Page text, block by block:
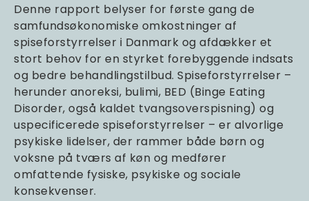
Denne rapport belyser for første gang de
samfundsøkonomiske omkostninger af
spiseforstyrrelser i Danmark og afdækker et
stort behov for en styrket forebyggende indsats
og bedre behandlingstilbud. Spiseforstyrrelser –
herunder anoreksi, bulimi, BED (Binge Eating
Disorder, også kaldet tvangsoverspisning) og
uspecificerede spiseforstyrrelser – er alvorlige
psykiske lidelser, der rammer både børn og
voksne på tværs af køn og medfører
omfattende fysiske, psykiske og sociale
konsekvenser.